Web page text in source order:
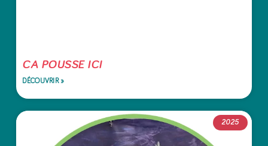
CA POUSSE ICI
DÉCOUVRIR »
2025